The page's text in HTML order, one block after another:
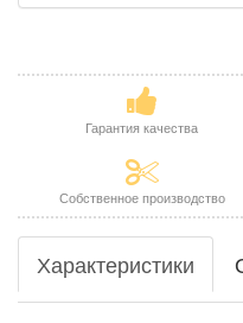
Гарантия качества
Собственное производство
Характеристики